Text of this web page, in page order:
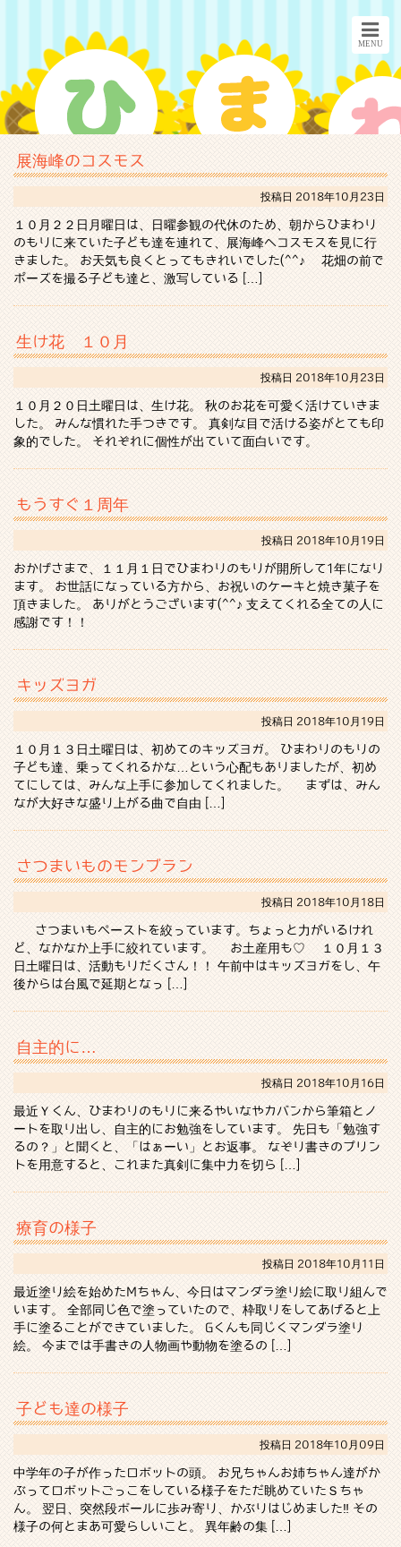
展海峰のコスモス
投稿日 2018年10月23日
１０月２２日月曜日は、日曜参観の代休のため、朝からひまわり
のもりに来ていた子ども達を連れて、展海峰へコスモスを見に行
きました。 お天気も良くとってもきれいでした(^^♪ 花畑の前で
ポーズを撮る子ども達と、激写している […]
生け花 １０月
投稿日 2018年10月23日
１０月２０日土曜日は、生け花。 秋のお花を可愛く活けていきま
した。 みんな慣れた手つきです。 真剣な目で活ける姿がとても印
象的でした。 それぞれに個性が出ていて面白いです。
もうすぐ１周年
投稿日 2018年10月19日
おかげさまで、１１月１日でひまわりのもりが開所して1年になり
ます。 お世話になっている方から、お祝いのケーキと焼き菓子を
頂きました。 ありがとうございます(^^♪ 支えてくれる全ての人に
感謝です！！
キッズヨガ
投稿日 2018年10月19日
１０月１３日土曜日は、初めてのキッズヨガ。 ひまわりのもりの
子ども達、乗ってくれるかな…という心配もありましたが、初め
てにしては、みんな上手に参加してくれました。 まずは、みん
なが大好きな盛り上がる曲で自由 […]
さつまいものモンブラン
投稿日 2018年10月18日
さつまいもペーストを絞っています。ちょっと力がいるけれ
ど、なかなか上手に絞れています。 お土産用も♡ １０月１３
日土曜日は、活動もりだくさん！！ 午前中はキッズヨガをし、午
後からは台風で延期となっ […]
自主的に…
投稿日 2018年10月16日
最近Ｙくん、ひまわりのもりに来るやいなやカバンから筆箱とノ
ートを取り出し、自主的にお勉強をしています。 先日も「勉強す
るの？」と聞くと、「はぁーい」とお返事。 なぞり書きのプリン
トを用意すると、これまた真剣に集中力を切ら […]
療育の様子
投稿日 2018年10月11日
最近塗り絵を始めたMちゃん、今日はマンダラ塗り絵に取り組んで
います。 全部同じ色で塗っていたので、枠取りをしてあげると上
手に塗ることができていました。 Gくんも同じくマンダラ塗り
絵。 今までは手書きの人物画や動物を塗るの […]
子ども達の様子
投稿日 2018年10月09日
中学年の子が作ったロボットの頭。 お兄ちゃんお姉ちゃん達がか
ぶってロボットごっこをしている様子をただ眺めていたＳちゃ
ん。 翌日、突然段ボールに歩み寄り、かぶりはじめました‼ その
様子の何とまあ可愛らしいこと。 異年齢の集 […]